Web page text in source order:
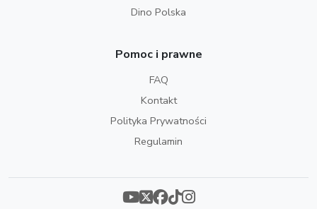
Dino Polska
Pomoc i prawne
FAQ
Kontakt
Polityka Prywatności
Regulamin